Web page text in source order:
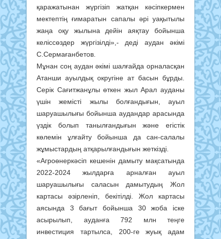
қаражатынан жүргізіп жатқан кәсіпкермен
мектептің ғимаратын сапалы әрі уақытылы
жаңа оқу жылына дейін аяқтау бойынша
келіссөздер жүргізілді»,- деді аудан әкімі
С.Сермағанбетов.
Мұнан соң аудан әкімі шалғайда орналасқан
Атанши ауылдық округіне ат басын бұрды.
Серік Сағитжанұлы өткен жыл Арал ауданы
үшін жемісті жылы болғандығын, ауыл
шаруашылығы бойынша аудандар арасында
үздік болып танылғандығын және егістік
көлемін ұлғайту бойынша да сан-салалы
жұмыстардың атқарылғандығын жеткізді.
«Агроөнеркәсіп кешенін дамыту мақсатында
2022-2024 жылдарға арналған ауыл
шаруашылығы саласын дамытудың Жол
картасы әзірленіп, бекітілді. Жол картасы
аясында 3 бағыт бойынша 30 жоба іске
асырылып, ауданға 792 млн теңге
инвестиция тартылса, 200-ге жуық адам